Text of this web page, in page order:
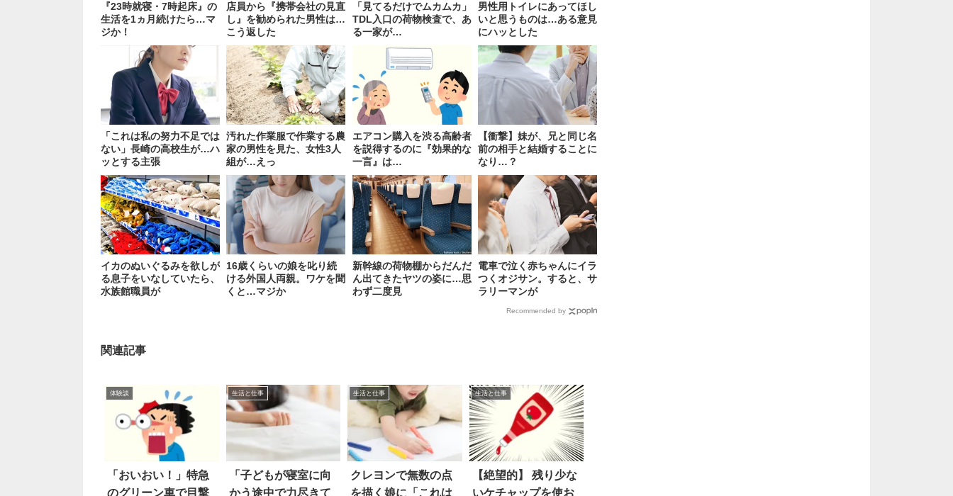
『23時就寝・7時起床』の
生活を1ヵ月続けたら…マ
ジか！
店員から『携帯会社の見直
し』を勧められた男性は…
こう返した
「見てるだけでムカムカ」
TDL入口の荷物検査で、あ
る一家が…
男性用トイレにあってほし
いと思うものは…ある意見
にハッとした
「これは私の努力不足では
ない」長崎の高校生が…ハ
ッとする主張
汚れた作業服で作業する農
家の男性を見た、女性3人
組が…えっ
エアコン購入を渋る高齢者
を説得するのに『効果的な
一言』は…
【衝撃】妹が、兄と同じ名
前の相手と結婚することに
なり…？
イカのぬいぐるみを欲しが
る息子をいなしていたら、
水族館職員が
16歳くらいの娘を叱り続
ける外国人両親。ワケを聞
くと…マジか
新幹線の荷物棚からだんだ
ん出てきたヤツの姿に…思
わず二度見
電車で泣く赤ちゃんにイラ
つくオジサン。すると、サ
ラリーマンが
Recommended by
関連記事
体験談
「おいおい！」特急
のグリーン車で目撃
生活と仕事
「子どもが寝室に向
かう途中で力尽きて
生活と仕事
クレヨンで無数の点
を描く娘に「これは
生活と仕事
【絶望的】 残り少な
いケチャップを使お